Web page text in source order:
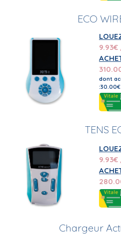
ECO
9.93€
dont
:30.00€
TENS
9.93€
Chargeur